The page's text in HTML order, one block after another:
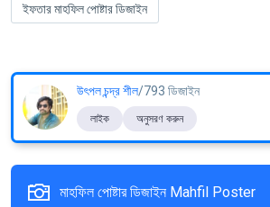
ইফতার মাহফিল পোষ্টার ডিজাইন
উৎপল চন্দ্র শীল/793 ডিজাইন
লাইক অনুসরণ করুন
মাহফিল পোষ্টার ডিজাইন Mahfil Poster